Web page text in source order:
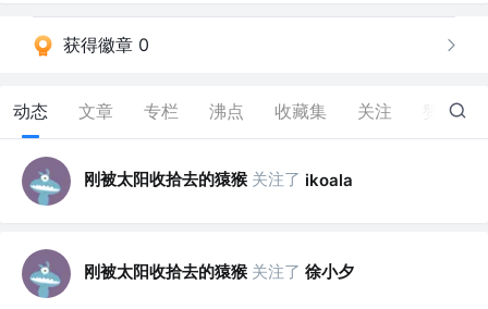
获得徽章 0
动态 文章 专栏 沸点 收藏集 关注 0
刚被太阳收拾去的猿猴 关注了 ikoala
刚被太阳收拾去的猿猴 关注了 徐小夕